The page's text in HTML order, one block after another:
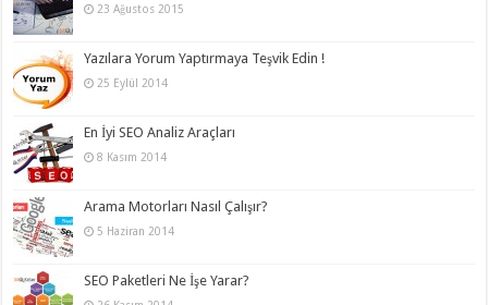
23 Ağustos 2015
Yazılara Yorum Yaptırmaya Teşvik Edin !
25 Eylül 2014
En İyi SEO Analiz Araçları
8 Kasım 2014
Arama Motorları Nasıl Çalışır?
5 Haziran 2014
SEO Paketleri Ne İşe Yarar?